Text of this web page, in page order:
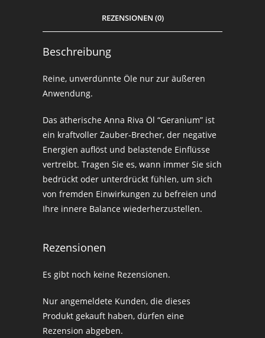
REZENSIONEN (0)
Beschreibung
Reine, unverdünnte Öle nur zur äußeren
Anwendung.
Das ätherische Anna Riva Öl “Geranium” ist
ein kraftvoller Zauber-Brecher, der negative
Energien auflöst und belastende Einflüsse
vertreibt. Tragen Sie es, wann immer Sie sich
bedrückt oder unterdrückt fühlen, um sich
von fremden Einwirkungen zu befreien und
Ihre innere Balance wiederherzustellen.
Rezensionen
Es gibt noch keine Rezensionen.
Nur angemeldete Kunden, die dieses
Produkt gekauft haben, dürfen eine
Rezension abgeben.